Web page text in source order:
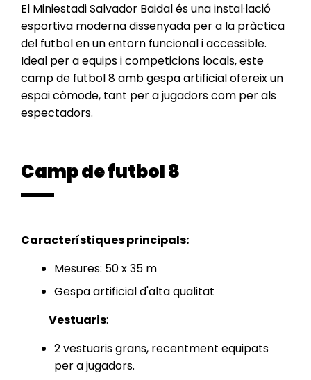
El Miniestadi Salvador Baidal és una instal·lació
esportiva moderna dissenyada per a la pràctica
del futbol en un entorn funcional i accessible.
Ideal per a equips i competicions locals, este
camp de futbol 8 amb gespa artificial ofereix un
espai còmode, tant per a jugadors com per als
espectadors.
Camp de futbol 8
Característiques principals:
Mesures: 50 x 35 m
Gespa artificial d'alta qualitat
Vestuaris:
2 vestuaris grans, recentment equipats
per a jugadors.